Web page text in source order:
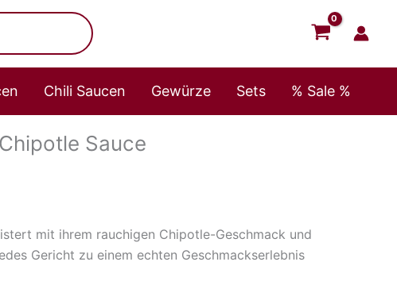
Chili Saucen Gewürze Sets % Sale %
Sauce
mit ihrem rauchigen Chipotle-Geschmack und
Gericht zu einem echten Geschmackserlebnis